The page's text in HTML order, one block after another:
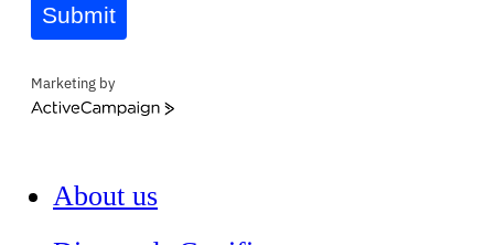
Submit
Marketing by
ActiveCampaign
About us